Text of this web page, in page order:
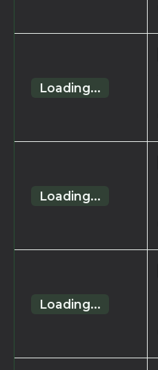
Loading...
Loading...
Loading...